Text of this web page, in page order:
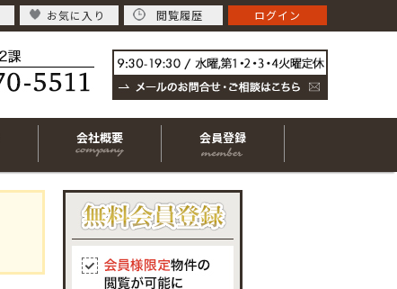
会社概要 会員登録
お気に入り 閲覧履歴 ログイン